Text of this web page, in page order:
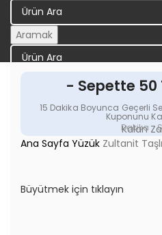
Aramak
- Sepette 50
15 Dakika Boyunca Geçerli
Kuponunu
Kalan
Dakika
Ana Sayfa Yüzük Zultanit
Büyütmek için tıklayın